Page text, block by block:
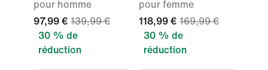
pour homme
97,99 € 139,99 €
30 % de
réduction
pour femme
118,99 € 169,99 €
30 % de
réduction